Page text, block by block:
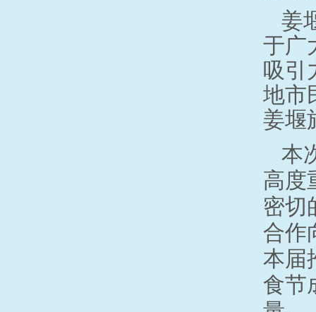
姜
于广
吸引
地市
姜堰
本
高度
密切
合作
本届
食节